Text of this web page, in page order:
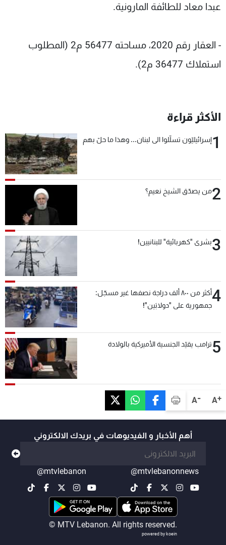
A+
A-
عبدا معاد للطائفة المارونية.
- العقار رقم 2020، مساحته 56477 م2 (المطلوب
استملاك 36477 م2).
الأكثر قراءة
1إسرائيليّون تسلّلوا الى لبنان... وهذا ما حلّ بهم
2من يصدّق الشيخ نعيم؟
3بشرى "كهربائية" للبنانيين!
4
أكثر من ٨٠٠ ألف دراجة نصفها غير مسجّل:
جمهورية على "دولابَين"!
5ترامب يقيّد الجنسية الأميركية بالولادة
أهم الأخبار و الفيديوهات في بريدك الالكتروني
@mtvlebanonnews
@mtvlebanon
© MTV Lebanon. All rights reserved.
powered by koein